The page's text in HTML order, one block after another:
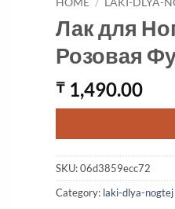
HOME / LAKI-DLYA-
Лак для
Розовая
₸1,490.00
SKU:06d3859ecc72
Category: laki-dlya-nogtej